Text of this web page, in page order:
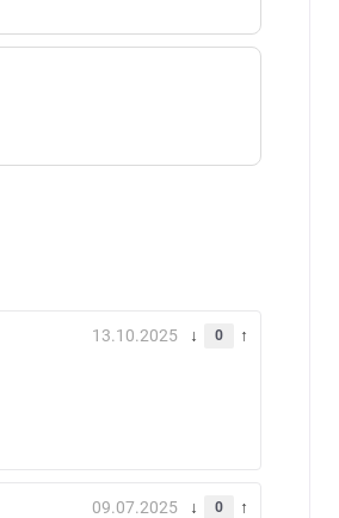
13.10.2025 0
09.07.2025 0